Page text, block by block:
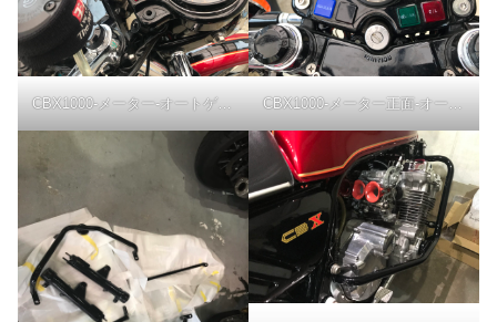
CBX1000-メーター-オートゲージ CBX1000-メーター正面-オートゲージ